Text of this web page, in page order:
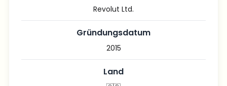
Revolut Ltd.
Gründungsdatum
2015
Land